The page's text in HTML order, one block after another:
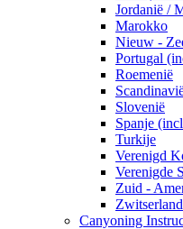
Jordanië /
Marokko
Nieuw -
Portugal
Roemenië
Slovenië
Spanje
Turkije
Verenigd
Verenigde
Zuid -
Zwitserland
Canyoning